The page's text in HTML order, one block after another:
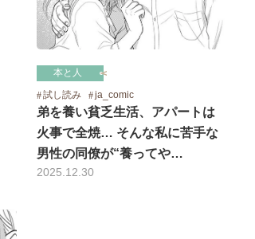
本と人
試し読み
ja_comic
弟を養い貧乏生活、アパートは
火事で全焼… そんな私に苦手な
男性の同僚が“養ってや…
2025.12.30